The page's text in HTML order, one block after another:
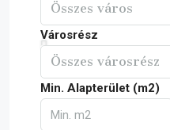
Összes város
Városrész
Összes városrész
Min. Alapterület (m2)